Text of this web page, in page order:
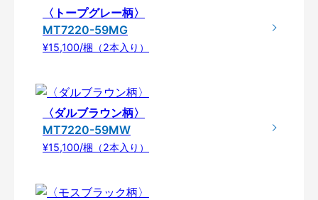
〈トープグレー柄〉
MT7220-59MG
¥15,100/梱（2本入り）
〈ダルブラウン柄〉
MT7220-59MW
¥15,100/梱（2本入り）